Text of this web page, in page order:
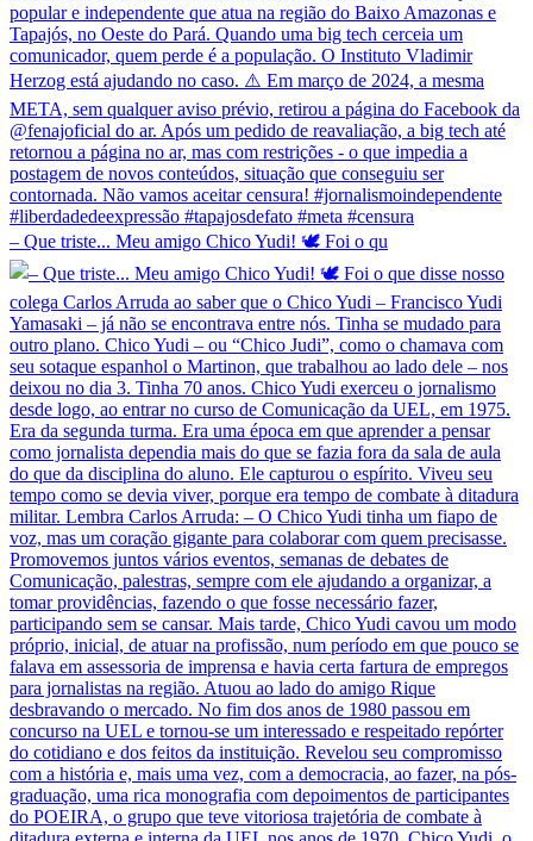
– Que triste... Meu amigo Chico Yudi! 🕊️ Foi o qu